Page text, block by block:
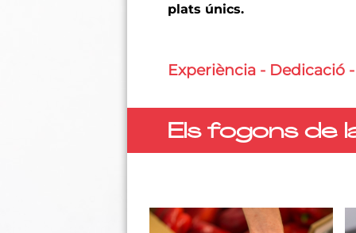
plats únics.
Experiència - Dedicació
Els fogons de